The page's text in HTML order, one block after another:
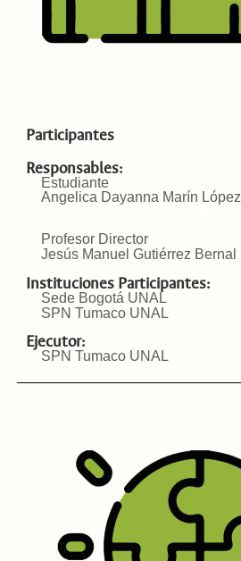
Participantes
Responsables:
Estudiante
Angelica Dayanna Marín López
Profesor Director
Jesús Manuel Gutiérrez Bernal
Instituciones Participantes:
Sede Bogotá UNAL
SPN Tumaco UNAL
Ejecutor:
SPN Tumaco UNAL